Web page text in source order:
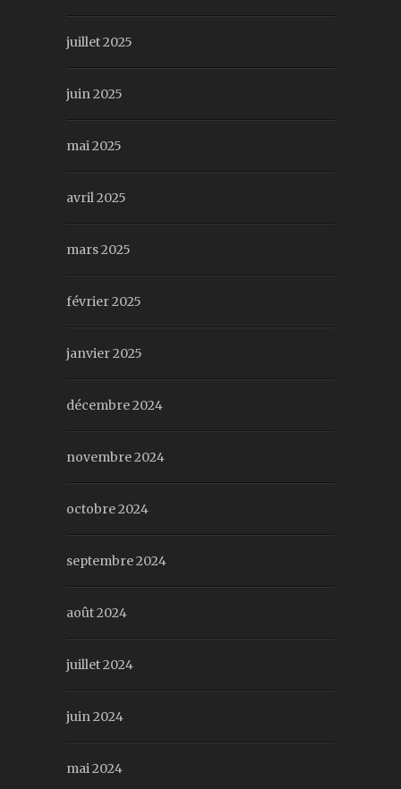
juillet 2025
juin 2025
mai 2025
avril 2025
mars 2025
février 2025
janvier 2025
décembre 2024
novembre 2024
octobre 2024
septembre 2024
août 2024
juillet 2024
juin 2024
mai 2024